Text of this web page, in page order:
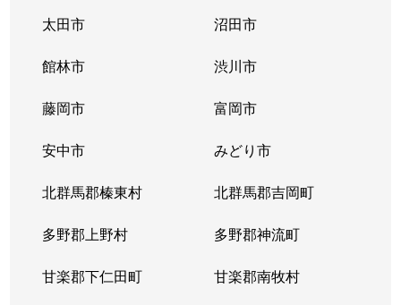
太田市 沼田市
館林市 渋川市
藤岡市 富岡市
安中市 みどり市
北群馬郡榛東村 北群馬郡吉岡町
多野郡上野村 多野郡神流町
甘楽郡下仁田町 甘楽郡南牧村